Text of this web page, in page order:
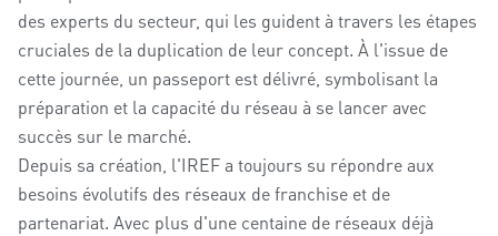
des experts du secteur, qui les guident à travers les étapes
cruciales de la duplication de leur concept. À l'issue de
cette journée, un passeport est délivré, symbolisant la
préparation et la capacité du réseau à se lancer avec
succès sur le marché.
Depuis sa création, l'IREF a toujours su répondre aux
besoins évolutifs des réseaux de franchise et de
partenariat. Avec plus d'une centaine de réseaux déjà